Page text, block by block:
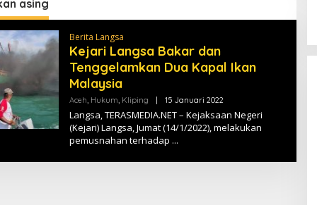
asing
Berita Langsa
Kejari Langsa Bakar dan
Tenggelamkan Dua Kapal Ikan
Malaysia
Aceh, Hukum, Kliping 15 Januari 2022
E
H
Langsa, TERASMEDIA.NET – Kejaksaan Negeri
(Kejari) Langsa, Jumat (14/1/2022), melakukan
pemusnahan terhadap